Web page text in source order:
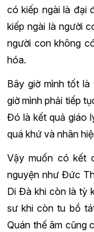
có kiếp ngài là đại
kiếp ngài là người
người con không
hóa.
Bây giờ mình tốt
giờ mình phải tiếp
Đó là kết quả giáo
quá khứ và nhân
Vậy muốn có kết
nguyện như Đức
Di Đà khi còn là tỳ
sư khi còn tu bồ
Quán thế âm cũng